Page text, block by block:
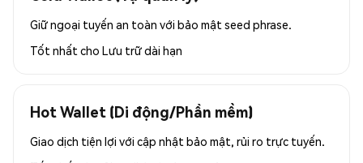
Giữ ngoại tuyến an toàn với bảo mật seed phrase.
Tốt nhất cho Lưu trữ dài hạn
Hot Wallet (Di động/Phần mềm)
Giao dịch tiện lợi với cập nhật bảo mật, rủi ro trực tuyến.